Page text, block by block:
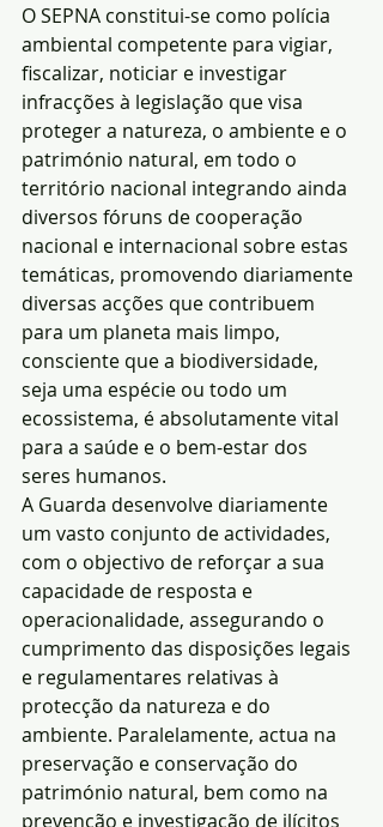
O SEPNA constitui-se como polícia
ambiental competente para vigiar,
fiscalizar, noticiar e investigar
infracções à legislação que visa
proteger a natureza, o ambiente e o
património natural, em todo o
território nacional integrando ainda
diversos fóruns de cooperação
nacional e internacional sobre estas
temáticas, promovendo diariamente
diversas acções que contribuem
para um planeta mais limpo,
consciente que a biodiversidade,
seja uma espécie ou todo um
ecossistema, é absolutamente vital
para a saúde e o bem-estar dos
seres humanos.
A Guarda desenvolve diariamente
um vasto conjunto de actividades,
com o objectivo de reforçar a sua
capacidade de resposta e
operacionalidade, assegurando o
cumprimento das disposições legais
e regulamentares relativas à
protecção da natureza e do
ambiente. Paralelamente, actua na
preservação e conservação do
património natural, bem como na
prevenção e investigação de ilícitos